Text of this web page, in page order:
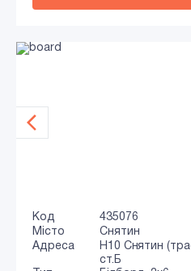
Код
435076
Місто
Снятин
Адреса
Н10 Снятин
ст.Б